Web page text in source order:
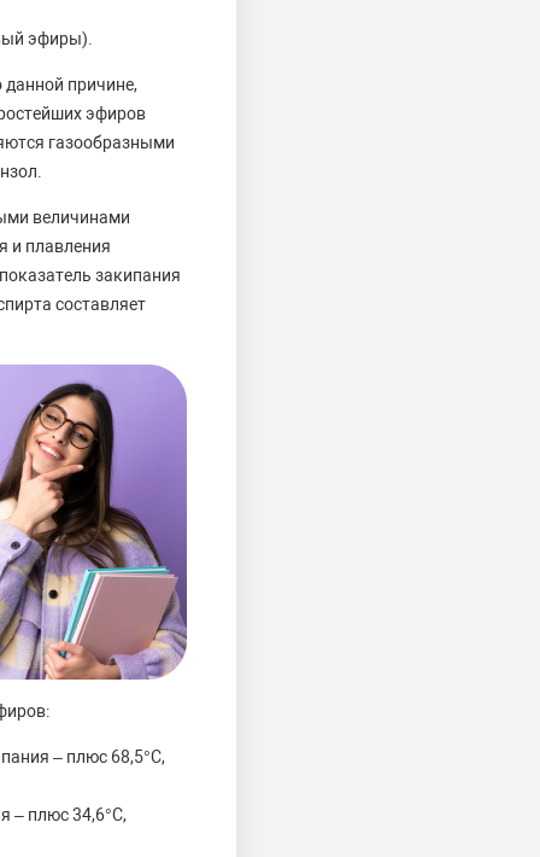
эфиры).
данной причине,
эфиров
газообразными
величинами
и плавления
закипания
составляет
– плюс 68,5°С,
– плюс 34,6°С,